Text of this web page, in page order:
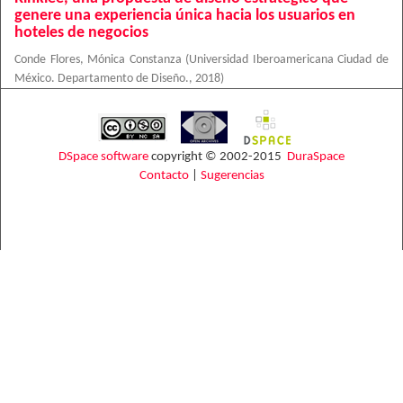
genere una experiencia única hacia los usuarios en
hoteles de negocios
Conde Flores, Mónica Constanza (Universidad Iberoamericana Ciudad de
México. Departamento de Diseño., 2018)
DSpace software copyright © 2002-2015 DuraSpace
Contacto| Sugerencias